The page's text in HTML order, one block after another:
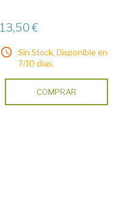
13,50 €
Sin Stock. Disponible en
7/10 días.
COMPRAR